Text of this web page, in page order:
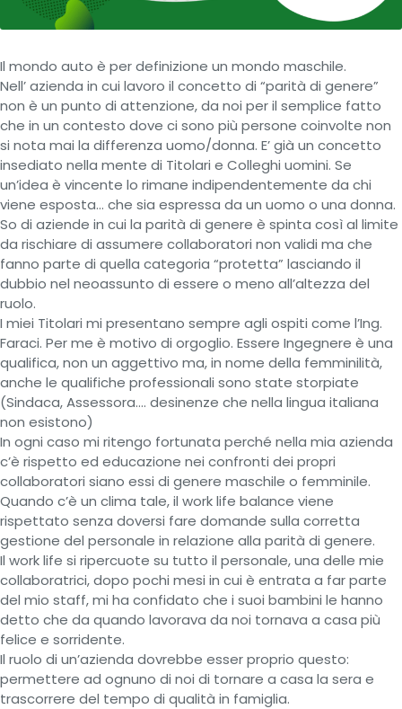
Il mondo auto è per definizione un mondo maschile.
Nell’ azienda in cui lavoro il concetto di “parità di genere”
non è un punto di attenzione, da noi per il semplice fatto
che in un contesto dove ci sono più persone coinvolte non
si nota mai la differenza uomo/donna. E’ già un concetto
insediato nella mente di Titolari e Colleghi uomini. Se
un’idea è vincente lo rimane indipendentemente da chi
viene esposta… che sia espressa da un uomo o una donna.
So di aziende in cui la parità di genere è spinta così al limite
da rischiare di assumere collaboratori non validi ma che
fanno parte di quella categoria “protetta” lasciando il
dubbio nel neoassunto di essere o meno all’altezza del
ruolo.
I miei Titolari mi presentano sempre agli ospiti come l’Ing.
Faraci. Per me è motivo di orgoglio. Essere Ingegnere è una
qualifica, non un aggettivo ma, in nome della femminilità,
anche le qualifiche professionali sono state storpiate
(Sindaca, Assessora…. desinenze che nella lingua italiana
non esistono)
In ogni caso mi ritengo fortunata perché nella mia azienda
c’è rispetto ed educazione nei confronti dei propri
collaboratori siano essi di genere maschile o femminile.
Quando c’è un clima tale, il work life balance viene
rispettato senza doversi fare domande sulla corretta
gestione del personale in relazione alla parità di genere.
Il work life si ripercuote su tutto il personale, una delle mie
collaboratrici, dopo pochi mesi in cui è entrata a far parte
del mio staff, mi ha confidato che i suoi bambini le hanno
detto che da quando lavorava da noi tornava a casa più
felice e sorridente.
Il ruolo di un’azienda dovrebbe esser proprio questo:
permettere ad ognuno di noi di tornare a casa la sera e
trascorrere del tempo di qualità in famiglia.